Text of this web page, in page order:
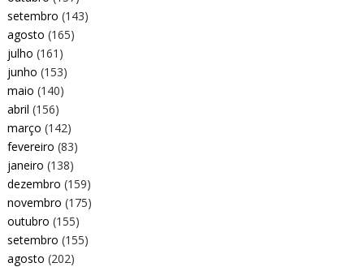
setembro (143)
agosto (165)
julho (161)
junho (153)
maio (140)
abril (156)
março (142)
fevereiro (83)
janeiro (138)
dezembro (159)
novembro (175)
outubro (155)
setembro (155)
agosto (202)